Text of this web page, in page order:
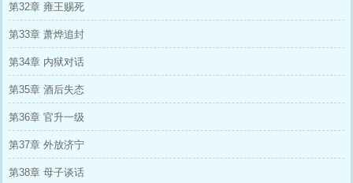
第32章 雍王赐死
第33章 萧烨追封
第34章 内狱对话
第35章 酒后失态
第36章 官升一级
第37章 外放济宁
第38章 母子谈话